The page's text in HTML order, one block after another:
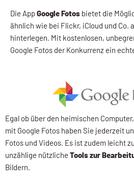
Die AppGoogle Fotos bietet die
ähnlich wie bei Flickr, iCloud und Co.
hinterlegen. Mit kostenlosen,
Google Fotos der Konkurrenz ein
Egal ob über den heimischen
mit Google Fotos haben Sie jederzeit
Fotos und Videos. Es ist zudem leicht
unzählige nützliche Tools zur
Bildern.